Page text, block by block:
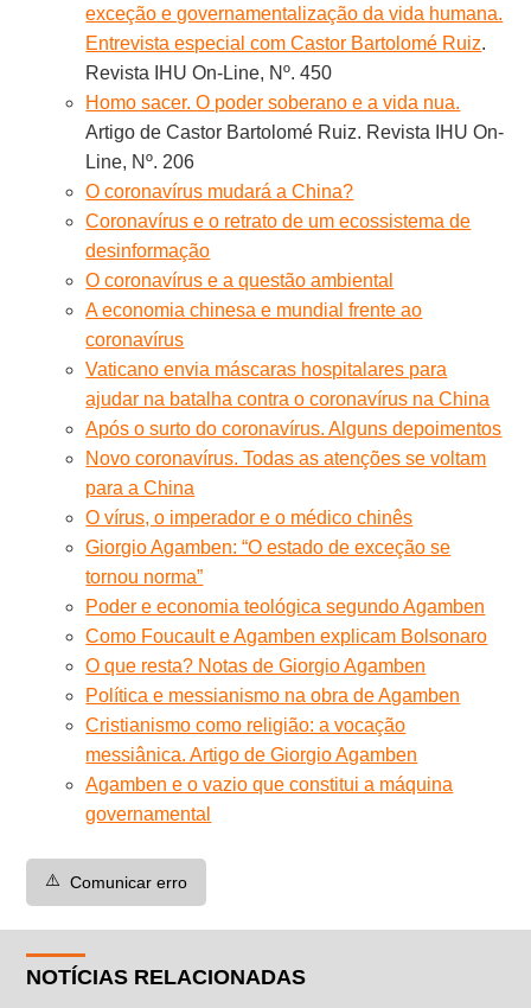
exceção e governamentalização da vida humana.
Entrevista especial com Castor Bartolomé Ruiz.
Revista IHU On-Line, Nº. 450
Homo sacer. O poder soberano e a vida nua.
Artigo de Castor Bartolomé Ruiz. Revista IHU On-
Line, Nº. 206
O coronavírus mudará a China?
Coronavírus e o retrato de um ecossistema de
desinformação
O coronavírus e a questão ambiental
A economia chinesa e mundial frente ao
coronavírus
Vaticano envia máscaras hospitalares para
ajudar na batalha contra o coronavírus na China
Após o surto do coronavírus. Alguns depoimentos
Novo coronavírus. Todas as atenções se voltam
para a China
O vírus, o imperador e o médico chinês
Giorgio Agamben: “O estado de exceção se
tornou norma”
Poder e economia teológica segundo Agamben
Como Foucault e Agamben explicam Bolsonaro
O que resta? Notas de Giorgio Agamben
Política e messianismo na obra de Agamben
Cristianismo como religião: a vocação
messiânica. Artigo de Giorgio Agamben
Agamben e o vazio que constitui a máquina
governamental
⚠️ Comunicar erro
NOTÍCIAS RELACIONADAS